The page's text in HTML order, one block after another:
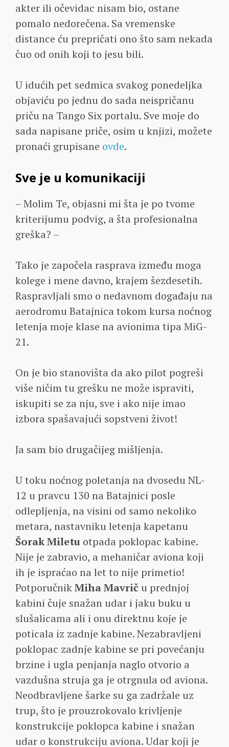
akter ili očevidac nisam bio, ostane
pomalo nedorečena. Sa vremenske
distance ću prepričati ono što sam nekada
čuo od onih koji to jesu bili.
U idućih pet sedmica svakog ponedeljka
objaviću po jednu do sada neispričanu
priču na Tango Six portalu. Sve moje do
sada napisane priče, osim u knjizi, možete
pronaći grupisane ovde.
Sve je u komunikaciji
– Molim Te, objasni mi šta je po tvome
kriterijumu podvig, a šta profesionalna
greška? –
Tako je započela rasprava između moga
kolege i mene davno, krajem šezdesetih.
Raspravljali smo o nedavnom događaju na
aerodromu Batajnica tokom kursa noćnog
letenja moje klase na avionima tipa MiG-
21.
On je bio stanovišta da ako pilot pogreši
više ničim tu grešku ne može ispraviti,
iskupiti se za nju, sve i ako nije imao
izbora spašavajući sopstveni život!
Ja sam bio drugačijeg mišljenja.
U toku noćnog poletanja na dvosedu NL-
12 u pravcu 130 na Batajnici posle
odlepljenja, na visini od samo nekoliko
metara, nastavniku letenja kapetanu
Šorak Miletu otpada poklopac kabine.
Nije je zabravio, a mehaničar aviona koji
ih je ispraćao na let to nije primetio!
PotporučnikMiha Mavrič u prednjoj
kabini čuje snažan udar i jaku buku u
slušalicama ali i onu direktnu koje je
poticala iz zadnje kabine. Nezabravljeni
poklopac zadnje kabine se pri povećanju
brzine i ugla penjanja naglo otvorio a
vazdušna struja ga je otrgnula od aviona.
Neodbravljene šarke su ga zadržale uz
trup, što je prouzrokovalo krivljenje
konstrukcije poklopca kabine i snažan
udar o konstrukciju aviona. Udar koji je